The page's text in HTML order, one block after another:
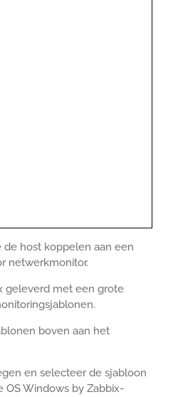
host koppelen aan een
netwerkmonitor.
geleverd met een grote
boven aan het
en selecteer de sjabloon
OS Windows by Zabbix-